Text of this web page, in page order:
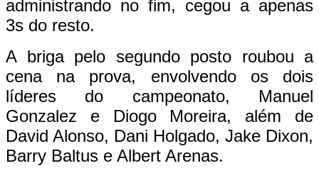
administrando no fim, cegou a apenas
3s do resto.
A briga pelo segundo posto roubou a
cena na prova, envolvendo os dois
líderes do campeonato, Manuel
Gonzalez e Diogo Moreira, além de
David Alonso, Dani Holgado, Jake Dixon,
Barry Baltus e Albert Arenas.